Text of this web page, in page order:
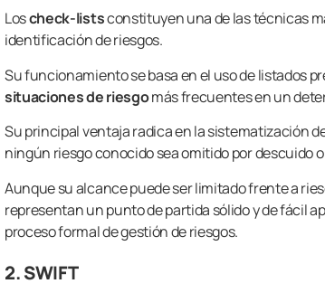
Loscheck-listsconstituyen una de las técnicas
identificación de riesgos.
Su funcionamiento se basa en el uso de listados
situaciones de riesgomás frecuentes en un
Su principal ventaja radica en la sistematización
ningún riesgo conocido sea omitido por descuido
Aunque su alcance puede ser limitado frente a
representan un punto de partida sólido y de fácil
proceso formal de gestión de riesgos.
2. SWIFT